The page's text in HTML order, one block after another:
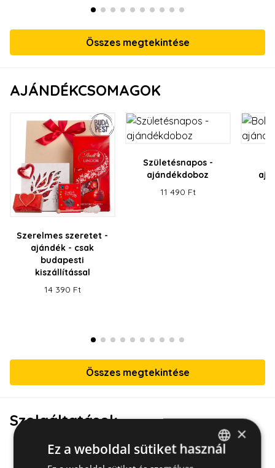
Összes megtekintése
AJÁNDÉKCSOMAGOK
Szerelmes szeretet -
ajándék - csak
budapesti
kiszállítással
14 390 Ft
Születésnapos -
ajándékdoboz
11 490 Ft
Összes megtekintése
Szolgáltatások
×
Ez a weboldal sütiket használ